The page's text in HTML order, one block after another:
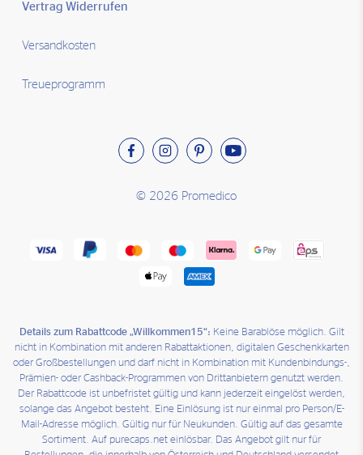
Vertrag Widerrufen
Versandkosten
Treueprogramm
© 2026 Promedico
Details zum Rabattcode „Willkommen15“: Keine Barablöse möglich. Gilt
nicht in Kombination mit anderen Rabattaktionen, digitalen Geschenkkarten
oder Großbestellungen und darf nicht in Kombination mit Kundenbindungs-,
Prämien- oder Cashback-Programmen von Drittanbietern genutzt werden.
Der Rabattcode ist unbefristet gültig und kann jederzeit eingelöst werden,
solange das Angebot besteht. Eine Einlösung ist nur einmal pro Person/E-
Mail-Adresse möglich. Gültig nur für Neukunden. Gültig auf das gesamte
Sortiment. Auf purecaps.net einlösbar. Das Angebot gilt nur für